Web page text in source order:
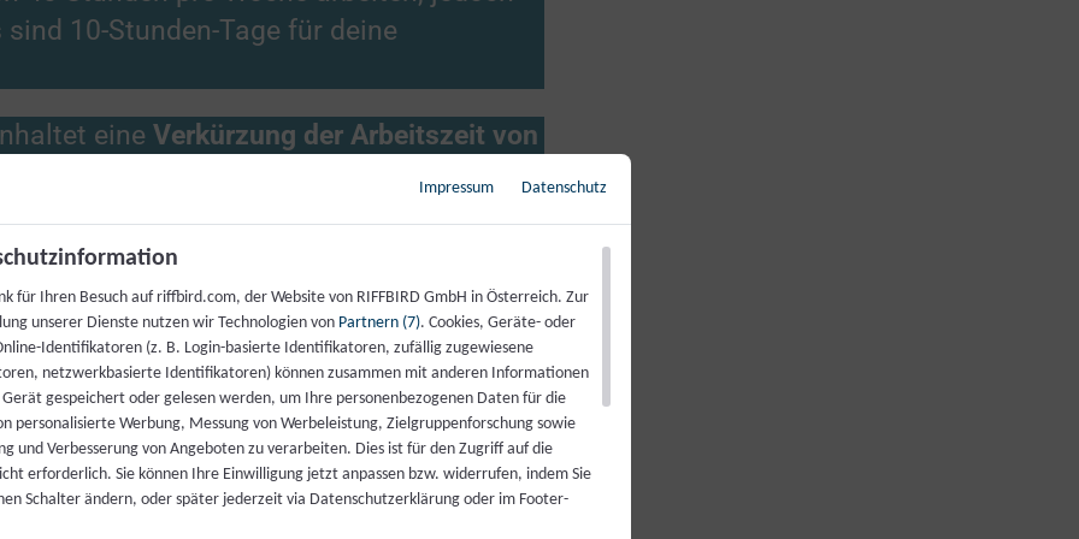
10-Stunden-Tage für deine
eine Verkürzung der Arbeitszeit von
deine Mitarbeiter pro Woche einen
wirklich sinnvoll sind und wie sie sich in
Dazu habe ich eine interessante
seinem Unternehmen implementiert, und
. Die Mitarbeiter waren nicht
noch Zeit mit ihren Familien
Impressum Datenschutz
für Ihren Besuch auf riffbird.com, der Website von RIFFBIRD GmbH in Österreich. Zur
unserer Dienste nutzen wir Technologien von Partnern (7). Cookies, Geräte- oder
Identifikatoren (z. B. Login-basierte Identifikatoren, zufällig zugewiesene
netzwerkbasierte Identifikatoren) können zusammen mit anderen Informationen
gespeichert oder gelesen werden, um Ihre personenbezogenen Daten für die
personalisierte Werbung, Messung von Werbeleistung, Zielgruppenforschung sowie
und Verbesserung von Angeboten zu verarbeiten. Dies ist für den Zugriff auf die
erforderlich. Sie können Ihre Einwilligung jetzt anpassen bzw. widerrufen, indem Sie
Schalter ändern, oder später jederzeit via Datenschutzerklärung oder im Footer-